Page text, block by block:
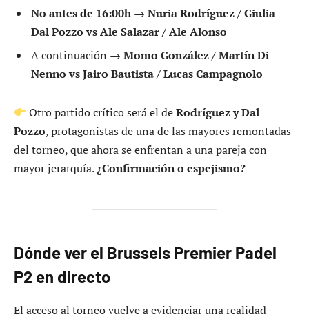
No antes de 16:00h → Nuria Rodríguez / Giulia
Dal Pozzo vs Ale Salazar / Ale Alonso
A continuación → Momo González / Martín Di
Nenno vs Jairo Bautista / Lucas Campagnolo
Otro partido crítico será el deRodríguez y Dal
Pozzo, protagonistas de una de las mayores remontadas
del torneo, que ahora se enfrentan a una pareja con
mayor jerarquía.¿Confirmación o espejismo?
Dónde ver el Brussels Premier Padel
P2 en directo
El acceso al torneo vuelve a evidenciar una realidad